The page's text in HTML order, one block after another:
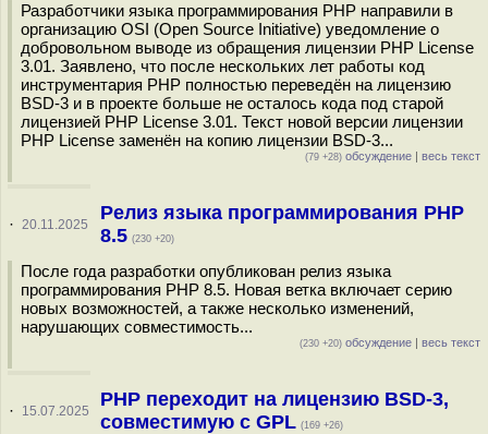
Разработчики языка программирования PHP направили в
организацию OSI (Open Source Initiative) уведомление о
добровольном выводе из обращения лицензии PHP License
3.01. Заявлено, что после нескольких лет работы код
инструментария PHP полностью переведён на лицензию
BSD-3 и в проекте больше не осталось кода под старой
лицензией PHP License 3.01. Текст новой версии лицензии
PHP License заменён на копию лицензии BSD-3...
(79 +28) обсуждение | весь текст
· 20.11.2025
Релиз языка программирования PHP
8.5 (230 +20)
После года разработки опубликован релиз языка
программирования PHP 8.5. Новая ветка включает серию
новых возможностей, а также несколько изменений,
нарушающих совместимость...
(230 +20) обсуждение | весь текст
· 15.07.2025
PHP переходит на лицензию BSD-3,
совместимую с GPL (169 +26)